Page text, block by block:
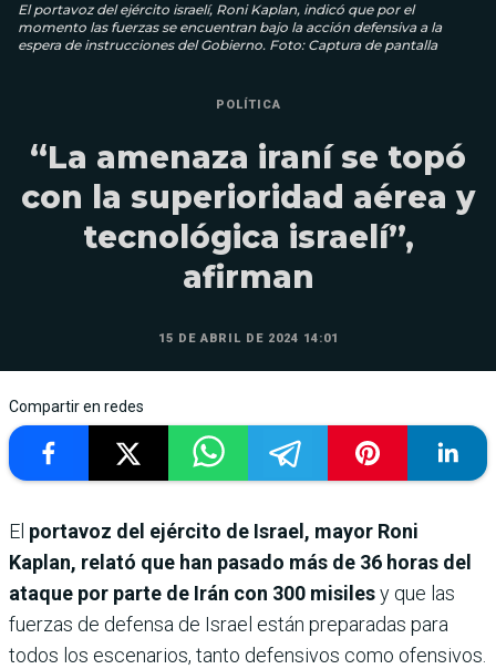
El portavoz del ejército israelí, Roni Kaplan, indicó que por el
momento las fuerzas se encuentran bajo la acción defensiva a la
espera de instrucciones del Gobierno. Foto: Captura de pantalla
POLÍTICA
“La amenaza iraní se topó
con la superioridad aérea y
tecnológica israelí”,
afirman
15 DE ABRIL DE 2024 14:01
Compartir en redes
El portavoz del ejército de Israel, mayor Roni
Kaplan, relató que han pasado más de 36 horas del
ataque por parte de Irán con 300 misilesy que las
fuerzas de defensa de Israel están preparadas para
todos los escenarios, tanto defensivos como ofensivos.